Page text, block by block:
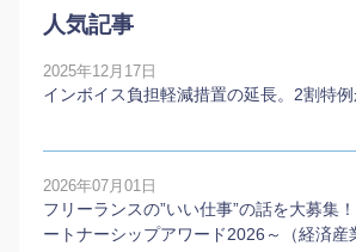
人気記事
2025年12月17日
インボイス負担軽減措置の延長。2割特
2026年07月01日
フリーランスの”いい仕事”の話を大募集
ートナーシップアワード2026～（経済産